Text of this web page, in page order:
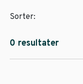
0 resultater
Sorter: